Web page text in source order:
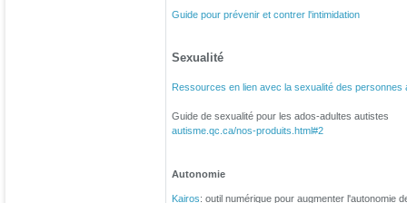
Guide pour prévenir et contrer l'intimidation
Sexualité
Ressources en lien avec la sexualité des personnes
Guide de sexualité pour les ados-adultes autistes
autisme.qc.ca/nos-produits.html#2
Autonomie
Kairos: outil numérique pour augmenter l'autonomie